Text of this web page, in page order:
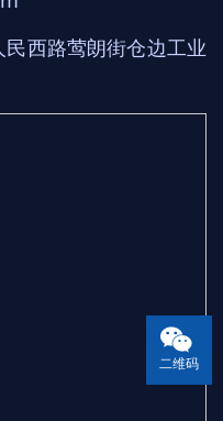
西路莺朗街仓边工业
二维码